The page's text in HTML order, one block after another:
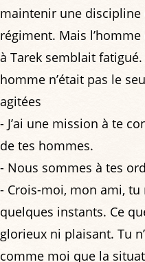
maintenir une discipline
régiment. Mais
à Tarek semblait
homme n’était pas le
agitées
- J’ai une mission à te
de tes hommes.
- Nous sommes à tes
- Crois-moi, mon ami, tu
quelques instants. Ce
glorieux ni plaisant. Tu
comme moi que la